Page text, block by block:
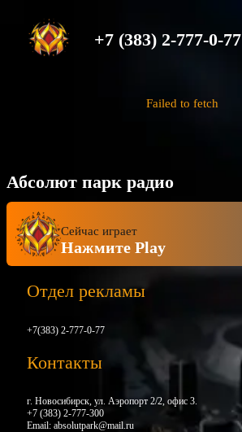
+7 (383) 2-777-0-77
Failed to fetch
Абсолют парк радио
Сейчас играет
Нажмите Play
Отдел рекламы
+7(383) 2-777-0-77
Контакты
г. Новосибирск, ул. Аэропорт 2/2, офис 3.
+7 (383) 2-777-300
Email: absolutpark@mail.ru